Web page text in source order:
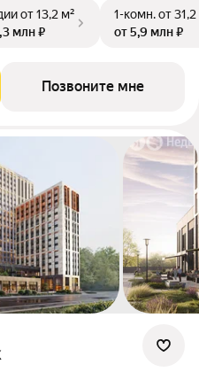
от 13,2 м²
млн ₽
1-комн.от
от 5,9 млн ₽
Позвоните мне